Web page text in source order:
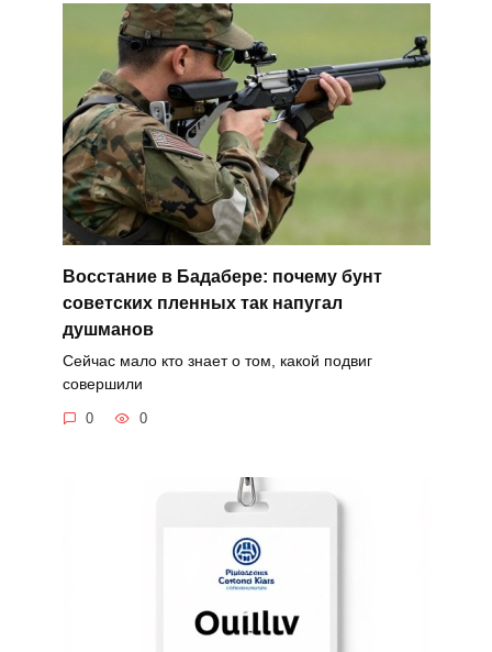
Восстание в Бадабере: почему бунт
советских пленных так напугал
душманов
Сейчас мало кто знает о том, какой подвиг
совершили
0 0